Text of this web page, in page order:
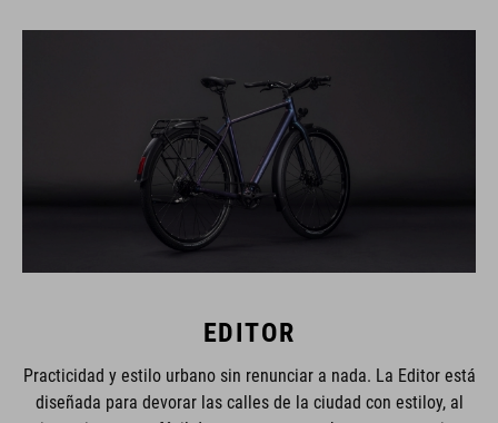
EDITOR
Practicidad y estilo urbano sin renunciar a nada. La Editor está
diseñada para devorar las calles de la ciudad con estiloy, al